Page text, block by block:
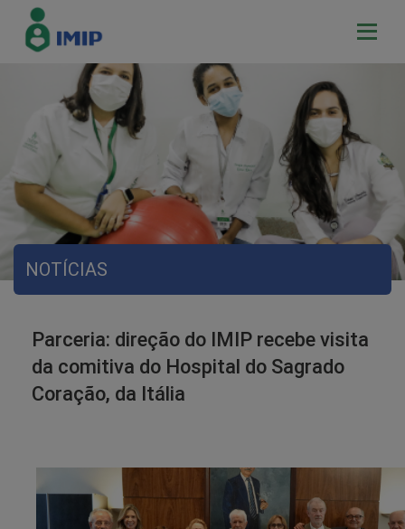
NOTÍCIAS
Parceria: direção do IMIP recebe visita
da comitiva do Hospital do Sagrado
Coração, da Itália